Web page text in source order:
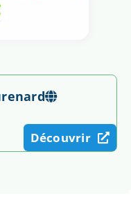
Découvrir